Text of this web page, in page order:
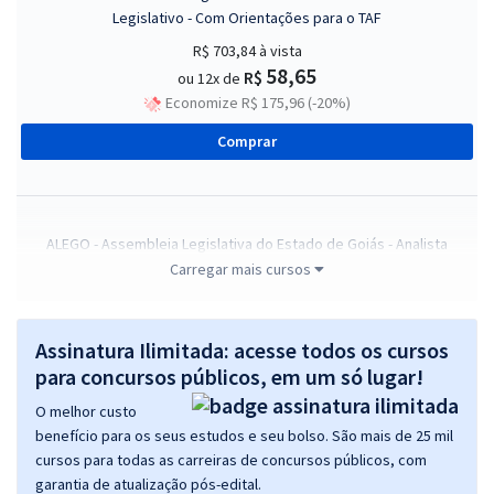
Legislativo - Com Orientações para o TAF
R$ 703,84à vista
ou 12x de R$ 58,65
Economize R$ 175,96 (-20%)
Comprar
ALEGO - Assembleia Legislativa do Estado de Goiás - Analista
Legislativo - Analista Administrativo
51,99
Economize R$ 155,96 (-20%)
Comprar
Carregar mais cursos
Assinatura Ilimitada: acesse todos os cursos
para concursos públicos, em um só lugar!
O melhor custo
benefício para os seus estudos e seu bolso. São mais de 25 mil
cursos para todas as carreiras de concursos públicos, com
garantia de atualização pós-edital.